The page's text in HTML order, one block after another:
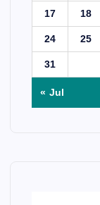
17 18
24 25
31
« Jul